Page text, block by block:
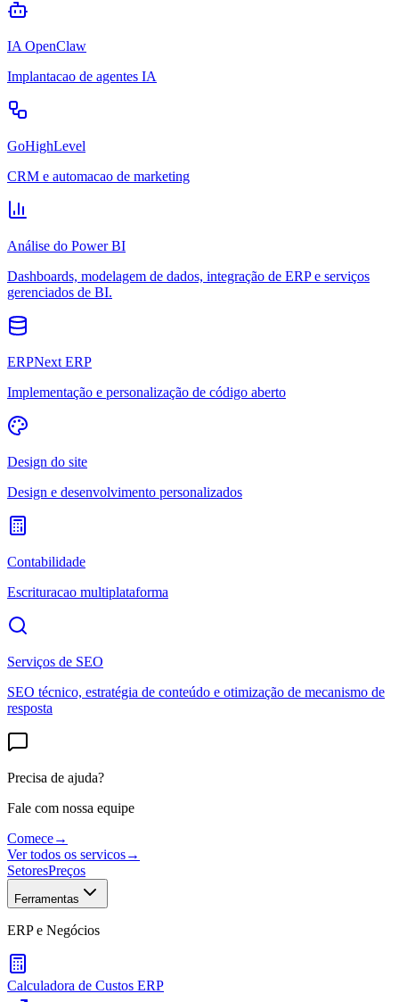
IA OpenClaw
Implantacao de agentes IA
GoHighLevel
CRM e automacao de marketing
Análise do Power BI
Dashboards, modelagem de dados, integração de ERP e serviços
gerenciados de BI.
ERPNext ERP
Implementação e personalização de código aberto
Design do site
Design e desenvolvimento personalizados
Contabilidade
Escrituracao multiplataforma
Serviços de SEO
SEO técnico, estratégia de conteúdo e otimização de mecanismo de
resposta
Precisa de ajuda?
Fale com nossa equipe
Comece→
Ver todos os servicos→
SetoresPreços
Ferramentas
ERP e Negócios
Calculadora de Custos ERP